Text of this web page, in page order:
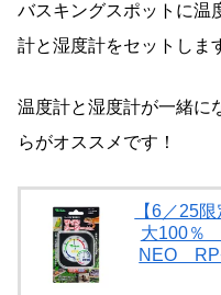
バスキングスポットに温
計と湿度計をセットしま
温度計と湿度計が一緒に
らがオススメです！
【6／25
大100％
NEO